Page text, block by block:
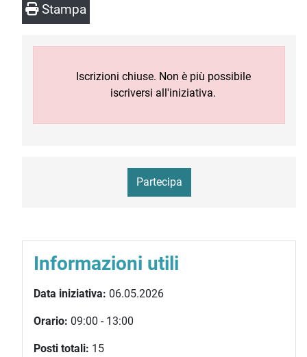
Stampa
Iscrizioni chiuse. Non è più possibile
iscriversi all'iniziativa.
Partecipa
Informazioni utili
Data iniziativa: 06.05.2026
Orario: 09:00 - 13:00
Posti totali: 15